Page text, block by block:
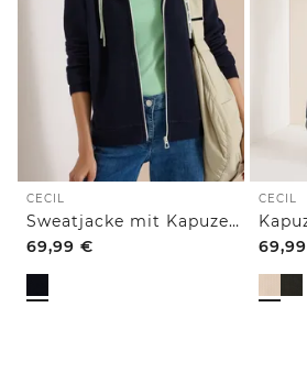
CECIL
Sweatjacke mit Kapuze und Struktur
69,99 €
CECIL
69,99